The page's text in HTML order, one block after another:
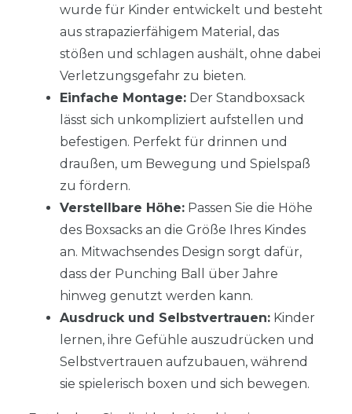
wurde für Kinder entwickelt und besteht
aus strapazierfähigem Material, das
stößen und schlagen aushält, ohne dabei
Verletzungsgefahr zu bieten.
Einfache Montage: Der Standboxsack
lässt sich unkompliziert aufstellen und
befestigen. Perfekt für drinnen und
draußen, um Bewegung und Spielspaß
zu fördern.
Verstellbare Höhe: Passen Sie die Höhe
des Boxsacks an die Größe Ihres Kindes
an. Mitwachsendes Design sorgt dafür,
dass der Punching Ball über Jahre
hinweg genutzt werden kann.
Ausdruck und Selbstvertrauen: Kinder
lernen, ihre Gefühle auszudrücken und
Selbstvertrauen aufzubauen, während
sie spielerisch boxen und sich bewegen.